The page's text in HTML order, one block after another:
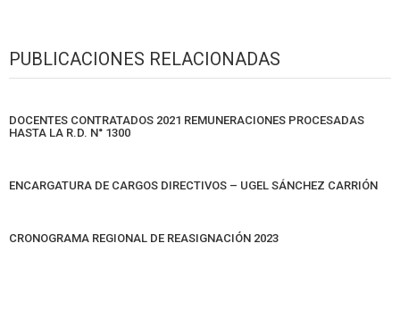
PUBLICACIONES RELACIONADAS
DOCENTES CONTRATADOS 2021 REMUNERACIONES PROCESADAS
HASTA LA R.D. N° 1300
ENCARGATURA DE CARGOS DIRECTIVOS – UGEL SÁNCHEZ CARRIÓN
CRONOGRAMA REGIONAL DE REASIGNACIÓN 2023